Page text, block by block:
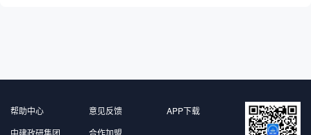
帮助中心 意见反馈
APP下载
中建政研集团
合作加盟